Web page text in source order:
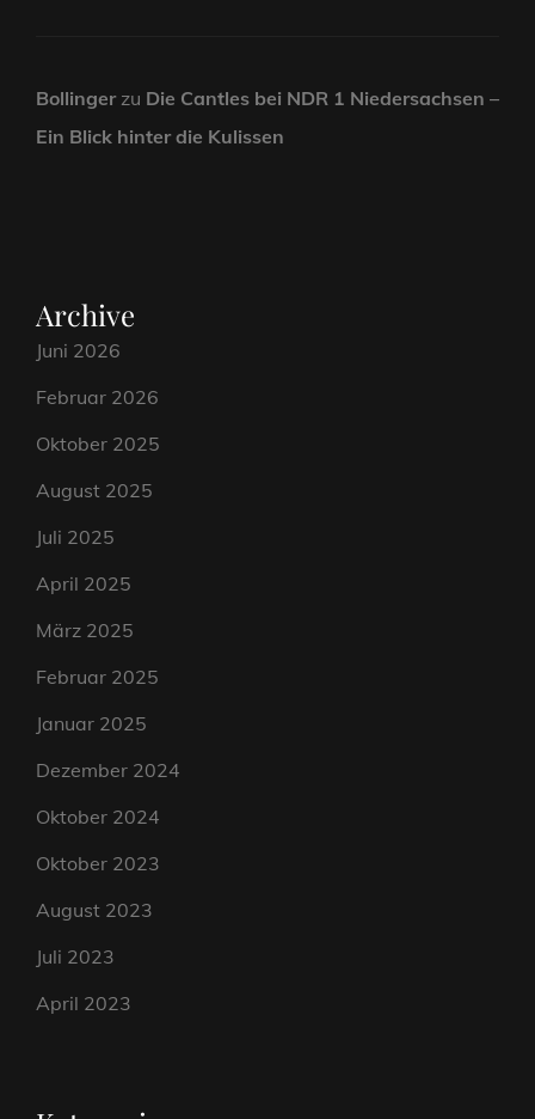
Bollingerzu Die Cantles bei NDR 1 Niedersachsen –
Ein Blick hinter die Kulissen
Archive
Juni 2026
Februar 2026
Oktober 2025
August 2025
Juli 2025
April 2025
März 2025
Februar 2025
Januar 2025
Dezember 2024
Oktober 2024
Oktober 2023
August 2023
Juli 2023
April 2023